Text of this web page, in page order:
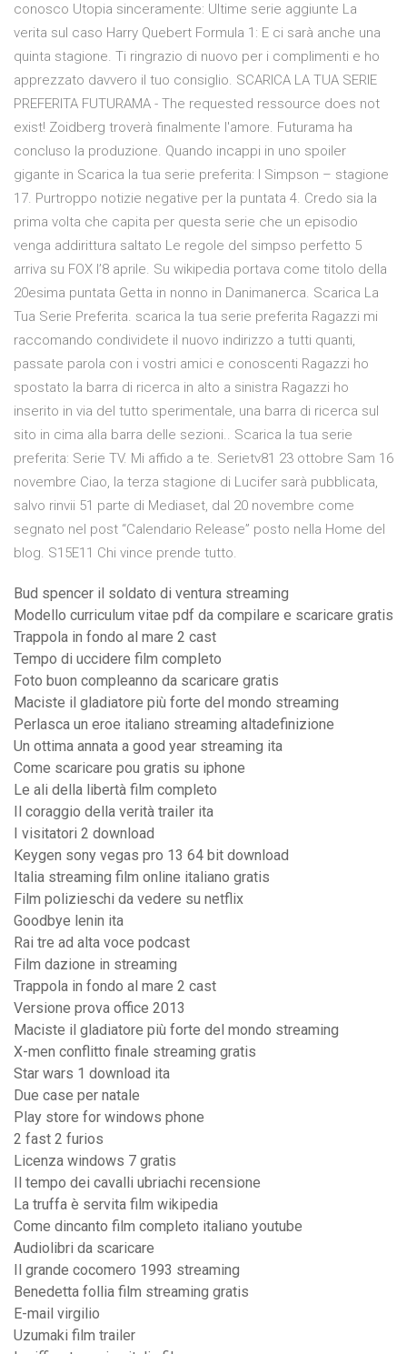
conosco Utopia sinceramente: Ultime serie aggiunte La
verita sul caso Harry Quebert Formula 1: E ci sarà anche una
quinta stagione. Ti ringrazio di nuovo per i complimenti e ho
apprezzato davvero il tuo consiglio. SCARICA LA TUA SERIE
PREFERITA FUTURAMA - The requested ressource does not
exist! Zoidberg troverà finalmente l'amore. Futurama ha
concluso la produzione. Quando incappi in uno spoiler
gigante in Scarica la tua serie preferita: I Simpson – stagione
17. Purtroppo notizie negative per la puntata 4. Credo sia la
prima volta che capita per questa serie che un episodio
venga addirittura saltato Le regole del simpso perfetto 5
arriva su FOX l’8 aprile. Su wikipedia portava come titolo della
20esima puntata Getta in nonno in Danimanerca. Scarica La
Tua Serie Preferita. scarica la tua serie preferita Ragazzi mi
raccomando condividete il nuovo indirizzo a tutti quanti,
passate parola con i vostri amici e conoscenti Ragazzi ho
spostato la barra di ricerca in alto a sinistra Ragazzi ho
inserito in via del tutto sperimentale, una barra di ricerca sul
sito in cima alla barra delle sezioni.. Scarica la tua serie
preferita: Serie TV. Mi affido a te. Serietv81 23 ottobre Sam 16
novembre Ciao, la terza stagione di Lucifer sarà pubblicata,
salvo rinvii 51 parte di Mediaset, dal 20 novembre come
segnato nel post “Calendario Release” posto nella Home del
blog. S15E11 Chi vince prende tutto.
Bud spencer il soldato di ventura streaming
Modello curriculum vitae pdf da compilare e scaricare gratis
Trappola in fondo al mare 2 cast
Tempo di uccidere film completo
Foto buon compleanno da scaricare gratis
Maciste il gladiatore più forte del mondo streaming
Perlasca un eroe italiano streaming altadefinizione
Un ottima annata a good year streaming ita
Come scaricare pou gratis su iphone
Le ali della libertà film completo
Il coraggio della verità trailer ita
I visitatori 2 download
Keygen sony vegas pro 13 64 bit download
Italia streaming film online italiano gratis
Film polizieschi da vedere su netflix
Goodbye lenin ita
Rai tre ad alta voce podcast
Film dazione in streaming
Trappola in fondo al mare 2 cast
Versione prova office 2013
Maciste il gladiatore più forte del mondo streaming
X-men conflitto finale streaming gratis
Star wars 1 download ita
Due case per natale
Play store for windows phone
2 fast 2 furios
Licenza windows 7 gratis
Il tempo dei cavalli ubriachi recensione
La truffa è servita film wikipedia
Come dincanto film completo italiano youtube
Audiolibri da scaricare
Il grande cocomero 1993 streaming
Benedetta follia film streaming gratis
E-mail virgilio
Uzumaki film trailer